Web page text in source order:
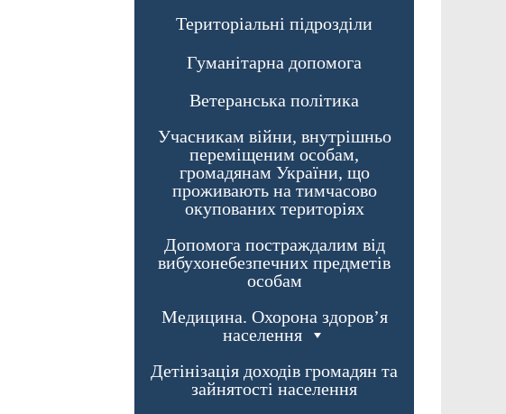
Територіальні підрозділи
Гуманітарна допомога
Ветеранська політика
Учасникам війни, внутрішньо
переміщеним особам,
громадянам України, що
проживають на тимчасово
окупованих територіях
Допомога постраждалим від
вибухонебезпечних предметів
особам
Медицина. Охорона здоров’я
населення
Детінізація доходів громадян та
зайнятості населення